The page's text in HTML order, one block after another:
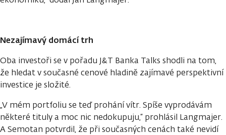
Nezajímavý domácí trh
Oba investoři se v pořadu J&T Banka Talks shodli na tom,
že hledat v současné cenové hladině zajímavé perspektivní
investice je složité.
„V mém portfoliu se teď prohání vítr. Spíše vyprodávám
některé tituly a moc nic nedokupuju,“ prohlásil Langmajer.
A Semotan potvrdil, že při současných cenách také nevidí